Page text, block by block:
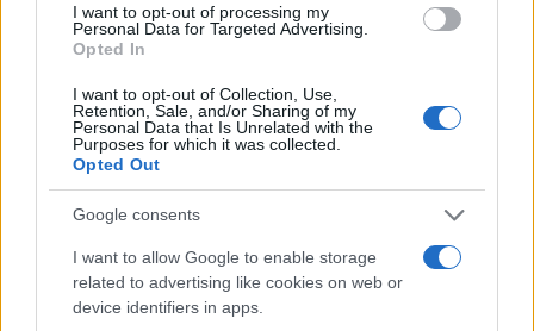
I want to opt-out of processing my
Personal Data for Targeted Advertising.
Opted In
I want to opt-out of Collection, Use,
Retention, Sale, and/or Sharing of my
Personal Data that Is Unrelated with the
Purposes for which it was collected.
Opted Out
Google consents
I want to allow Google to enable storage
related to advertising like cookies on web or
device identifiers in apps.
Σχόλια
Θρίλερ στον Λυκαβηττό:
Βρέθηκε πτώμα σε σπηλιά
κοντά στο εκκλησάκι των
Αγίων Ισιδώρων -
Φωτογραφίες από το
σημείο
Συναγερμός για
επόμενα 24ωρα:
έως 9 μποφόρ και
«επικίνδυνες»